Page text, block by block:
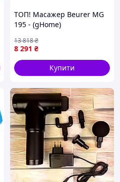
ТОП! Масажер Beurer MG
195 - (gHome)
8 291 ₴
13 818₴
Купити